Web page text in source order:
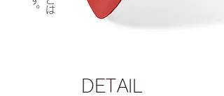
DETAIL